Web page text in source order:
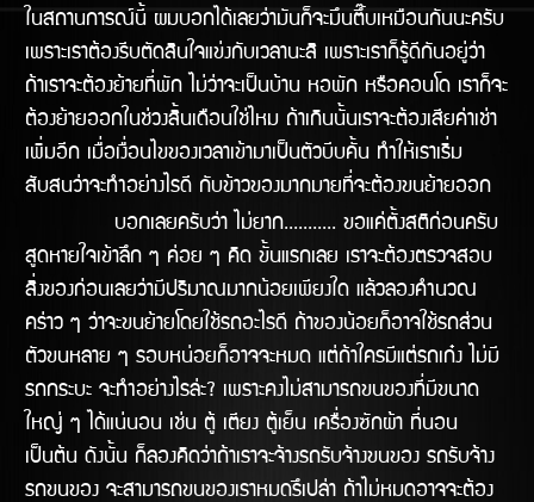
ในสถานการณ์นี้ ผมบอกได้เลยว่ามันก็จะมึนตึ๊บเหมือนกันนะครับ
เพราะเราต้องรีบตัดสินใจแข่งกับเวลานะสิ เพราะเราก็รู้ดีกันอยู่ว่า
ถ้าเราจะต้องย้ายที่พัก ไม่ว่าจะเป็นบ้าน หอพัก หรือคอนโด เราก็จะ
ต้องย้ายออกในช่่วงสิ้นเดือนใช่ไหม ถ้าเกินนั้นเราจะต้องเสียค่าเช่า
เพิ่มอีก เมื่อเงื่อนไขของเวลาเข้ามาเป็นตัวบีบคั้น ทำให้เราเริ่ม
สับสนว่าจะทำอย่างไรดี กับข้าวของมากมายที่จะต้องขนย้ายออก
บอกเลยครับว่า ไม่ยาก........... ขอแค่ตั้งสติก่อนครับ
สูดหายใจเข้าลึก ๆ ค่อย ๆ คิด ขั้นแรกเลย เราจะต้องตรวจสอบ
สิ่งของก่อนเลยว่ามีปริมาณมากน้อยเพียงใด แล้วลองคำนวณ
คร่าว ๆ ว่าจะขนย้ายโดยใช้รถอะไรดี ถ้าของน้อยก็อาจใช้รถส่วน
ตัวขนหลาย ๆ รอบหน่อยก็อาจจะหมด แต่ถ้าใครมีแต่รถเก๋ง ไม่มี
รถกระบะ จะทำอย่างไรล่ะ? เพราะคงไม่สามารถขนของที่มีขนาด
ใหญ่ ๆ ได้แน่นอน เช่น ตู้ เตียง ตู้เย็น เครื่องซักผ้า ที่นอน
เป็นต้น ดังนั้น ก็ลองคิดว่าถ้าเราจะจ้างรถรับจ้างขนของ รถรับจ้าง
รถขนของ จะสามารถขนของเราหมดรึเปล่า ถ้าไม่หมดอาจจะต้อง